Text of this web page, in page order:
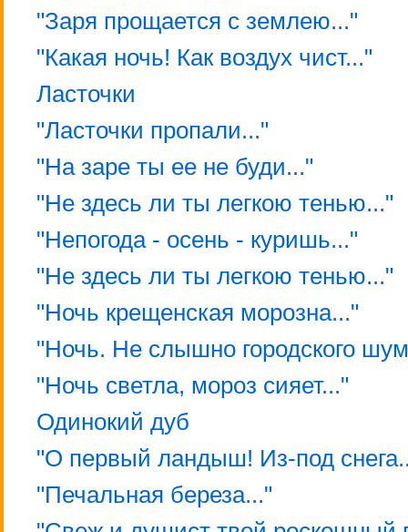
"Заря прощается с землею..."
"Какая ночь! Как воздух чист..."
Ласточки
"Ласточки пропали..."
"На заре ты ее не буди..."
"Не здесь ли ты легкою тенью..."
"Непогода - осень - куришь..."
"Не здесь ли ты легкою тенью..."
"Ночь крещенская морозна..."
"Ночь. Не слышно городского
"Ночь светла, мороз сияет..."
Одинокий дуб
"О первый ландыш! Из-под
"Печальная береза..."